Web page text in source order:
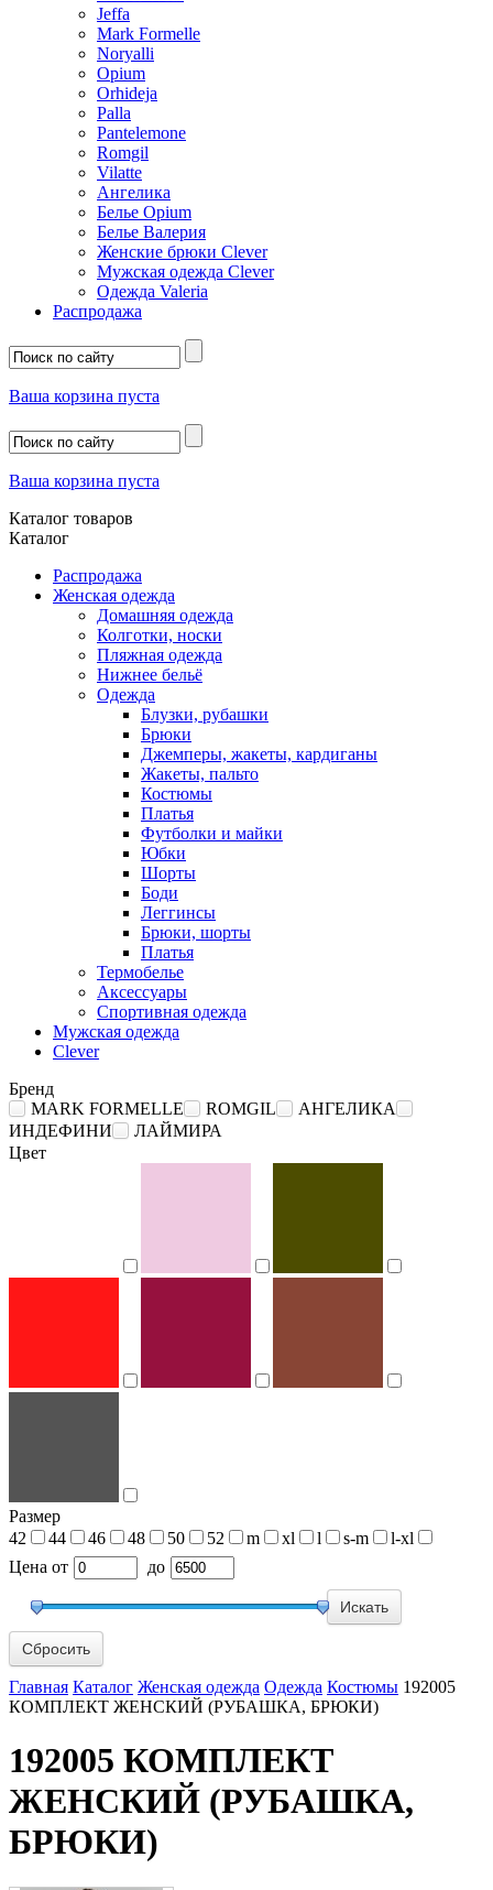
Jeffa
Mark Formelle
Noryalli
Opium
Orhideja
Palla
Pantelemone
Romgil
Vilatte
Ангелика
Белье Opium
Белье Валерия
Женские брюки Clever
Мужская одежда Clever
Одежда Valeria
Распродажа
Ваша корзина пуста
Ваша корзина пуста
Каталог товаров
Каталог
Распродажа
Женская одежда
Домашняя одежда
Колготки, носки
Пляжная одежда
Нижнее бельё
Одежда
Блузки, рубашки
Брюки
Джемперы, жакеты, кардиганы
Жакеты, пальто
Костюмы
Платья
Футболки и майки
Юбки
Шорты
Боди
Леггинсы
Брюки, шорты
Платья
Термобелье
Аксессуары
Спортивная одежда
Мужская одежда
Clever
Бренд
MARK FORMELLE
ROMGIL
АНГЕЛИКА
ИНДЕФИНИ
ЛАЙМИРА
Цвет
Размер
42
44 46 48 50 52 m xl l s-m
l-xl
Цена от до
Сбросить
Главная Каталог Женская одежда Одежда Костюмы 192005
КОМПЛЕКТ ЖЕНСКИЙ (РУБАШКА, БРЮКИ)
192005 КОМПЛЕКТ
ЖЕНСКИЙ (РУБАШКА,
БРЮКИ)